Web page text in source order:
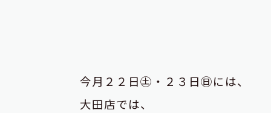
今月２２日㊏・２３日㊐には、
大田店では、